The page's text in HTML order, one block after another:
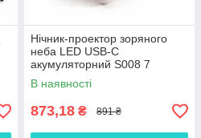
Нічник-проектор зоряного
неба LED USB-C
акумуляторний S008 7
кольорів
В наявності
873,18 ₴ 891 ₴